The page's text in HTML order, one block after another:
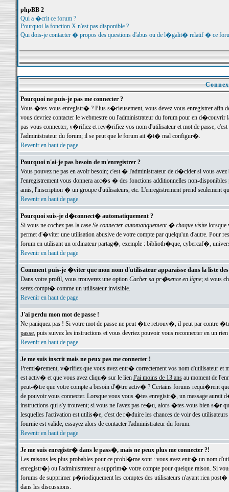
phpBB 2
Qui a �crit ce forum ?
Pourquoi la fonction X n'est pas disponible ?
Qui dois-je contacter � propos des questions d'abus ou de l�galit� relatif � ce
Pourquoi ne puis-je pas me connecter ?
Vous �tes-vous enregistr� ? Plus s�rieusement, vous devez vous enregistrer
vous devriez contacter le webmestre ou l'administrateur du forum pour en
pas vous connecter, v�rifiez et rev�rifiez vos nom d'utilisateur et mot de passe;
l'administrateur du forum; il se peut que le forum ait �t� mal configur�.
Revenir en haut de page
Pourquoi n'ai-je pas besoin de m'enregistrer ?
Vous pouvez ne pas en avoir besoin; c'est � l'administrateur de d�cider si vous
l'enregistrement vous donnera acc�s � des fonctions additionnelles non-
amis, l'inscription � un groupe d'utilisateurs, etc. L'enregistrement prend seulement
Revenir en haut de page
Pourquoi suis-je d�connect� automatiquement ?
Si vous ne cochez pas la case Se connecter automatiquement � chaque visitelorsque
permet d'�viter une utilisation abusive de votre compte par quelqu'un d'autre. Pour
forum en utilisant un ordinateur partag�, exemple : biblioth�que, cybercaf�,
Revenir en haut de page
Comment puis-je �viter que mon nom d'utilisateur apparaisse dans la liste
Dans votre profil, vous trouverez une option Cacher sa pr�sence en ligne; si vous
serez compt� comme un utilisateur invisible.
Revenir en haut de page
J'ai perdu mon mot de passe !
Ne paniquez pas ! Si votre mot de passe ne peut �tre retrouv�, il peut par contre
passe, puis suivez les instructions et vous devriez pouvoir vous reconnecter en un rien
Revenir en haut de page
Je me suis inscrit mais ne peux pas me connecter !
Premi�rement, v�rifiez que vous avez entr� correctement vos nom d'utilisateur
est activ� et que vous avez cliqu� sur le lien J'ai moins de 13 ansau moment de
peut-�tre que votre compte a besoin d'�tre activ� ? Certains forums requi�rent
de pouvoir vous connecter. Lorsque vous vous �tes enregistr�, un message aurait
instructions qui s'y trouvent; si vous ne l'avez pas re�u, alors �tes-vous bien s�r
lesquelles l'activation est utilis�e, c'est de r�duire les chances de voir des
fournie est valide, essayez alors de contacter l'administrateur du forum.
Revenir en haut de page
Je me suis enregistr� dans le pass�, mais ne peux plus me connecter ?!
Les raisons les plus probables pour ce probl�me sont : vous avez entr� un nom
enregistr�) ou l'administrateur a supprim� votre compte pour quelque raison. Si
forums de supprimer p�riodiquement les comptes des utilisateurs n'ayant rien
dans les discussions.